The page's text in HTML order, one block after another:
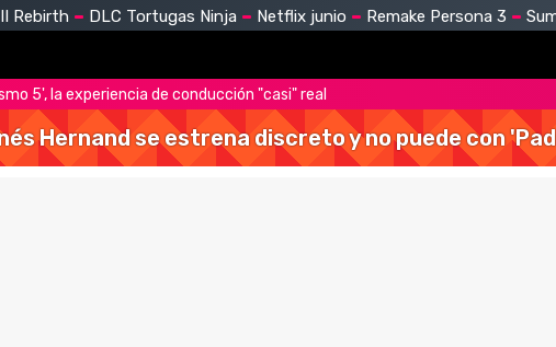
Rebirth DLC Tortugas Ninja Netflix junio Remake Persona 3
5', la experiencia de conducción "casi" real
Hernand se estrena discreto y no puede con